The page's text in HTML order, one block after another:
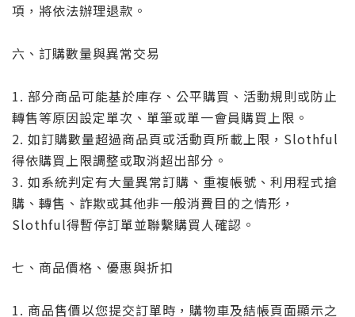
項，將依法辦理退款。
六、訂購數量與異常交易
1. 部分商品可能基於庫存、公平購買、活動規則或防止
轉售等原因設定單次、單筆或單一會員購買上限。
2. 如訂購數量超過商品頁或活動頁所載上限，Slothful
得依購買上限調整或取消超出部分。
3. 如系統判定有大量異常訂購、重複帳號、利用程式搶
購、轉售、詐欺或其他非一般消費目的之情形，
Slothful得暫停訂單並聯繫購買人確認。
七、商品價格、優惠與折扣
1. 商品售價以您提交訂單時，購物車及結帳頁面顯示之